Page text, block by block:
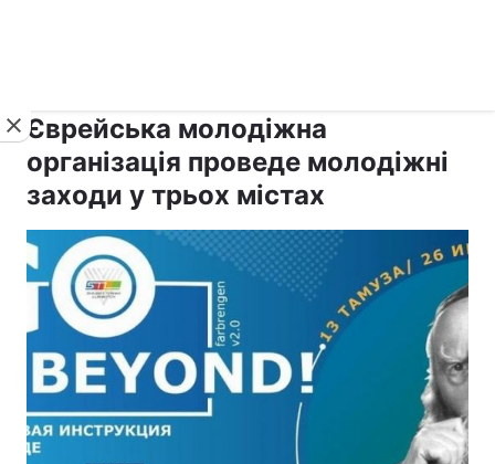
Єврейська молодіжна
організація проведе молодіжні
заходи у трьох містах